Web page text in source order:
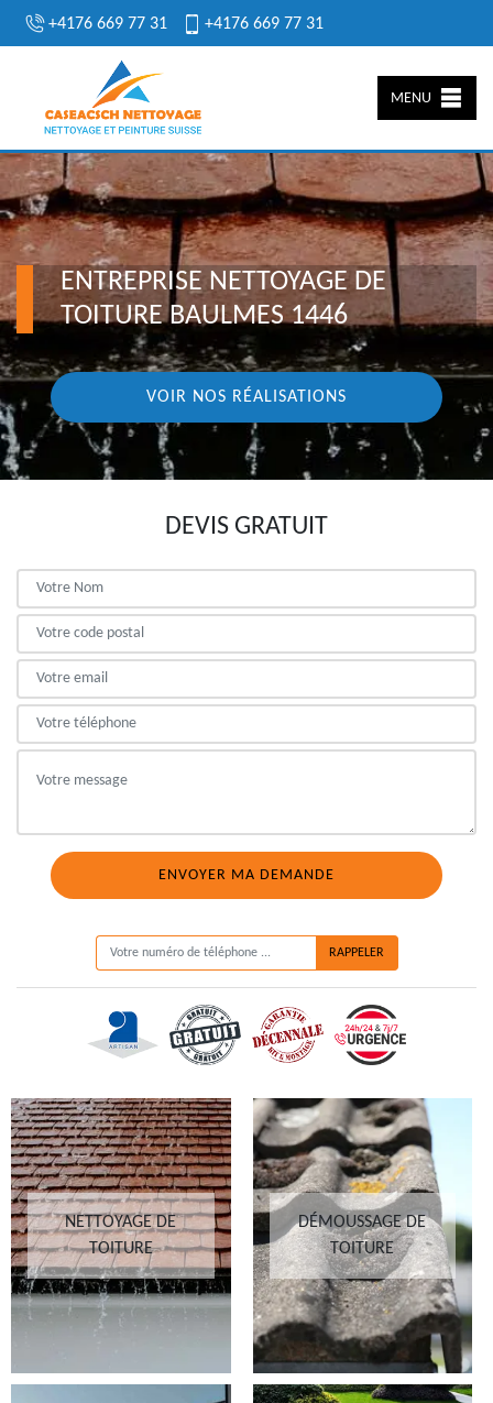
+4176 669 77 31 +4176 669 77 31
MENU
ENTREPRISE NETTOYAGE DE
TOITURE BAULMES 1446
VOIR NOS RÉALISATIONS
DEVIS GRATUIT
NETTOYAGE DE
TOITURE
DÉMOUSSAGE DE
TOITURE